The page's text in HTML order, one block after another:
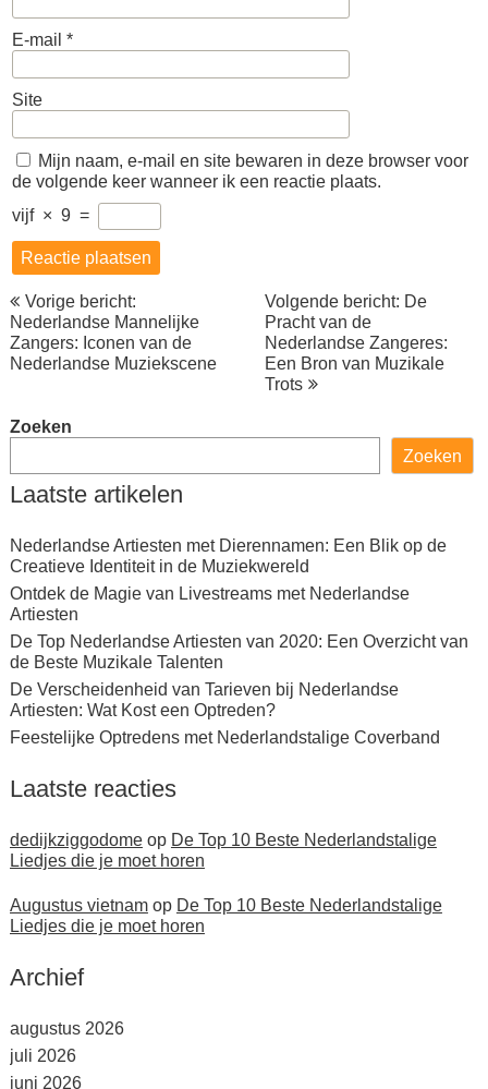
E-mail *
Site
Mijn naam, e-mail en site bewaren in deze browser voor
de volgende keer wanneer ik een reactie plaats.
vijf × 9 =
Berichtnavigatie
Vorige bericht:
Nederlandse Mannelijke
Zangers: Iconen van de
Nederlandse Muziekscene
Volgende bericht: De
Pracht van de
Nederlandse Zangeres:
Een Bron van Muzikale
Trots
Zoeken
Zoeken
Laatste artikelen
Nederlandse Artiesten met Dierennamen: Een Blik op de
Creatieve Identiteit in de Muziekwereld
Ontdek de Magie van Livestreams met Nederlandse
Artiesten
De Top Nederlandse Artiesten van 2020: Een Overzicht van
de Beste Muzikale Talenten
De Verscheidenheid van Tarieven bij Nederlandse
Artiesten: Wat Kost een Optreden?
Feestelijke Optredens met Nederlandstalige Coverband
Laatste reacties
dedijkziggodomeop De Top 10 Beste Nederlandstalige
Liedjes die je moet horen
Augustus vietnamop De Top 10 Beste Nederlandstalige
Liedjes die je moet horen
Archief
augustus 2026
juli 2026
juni 2026